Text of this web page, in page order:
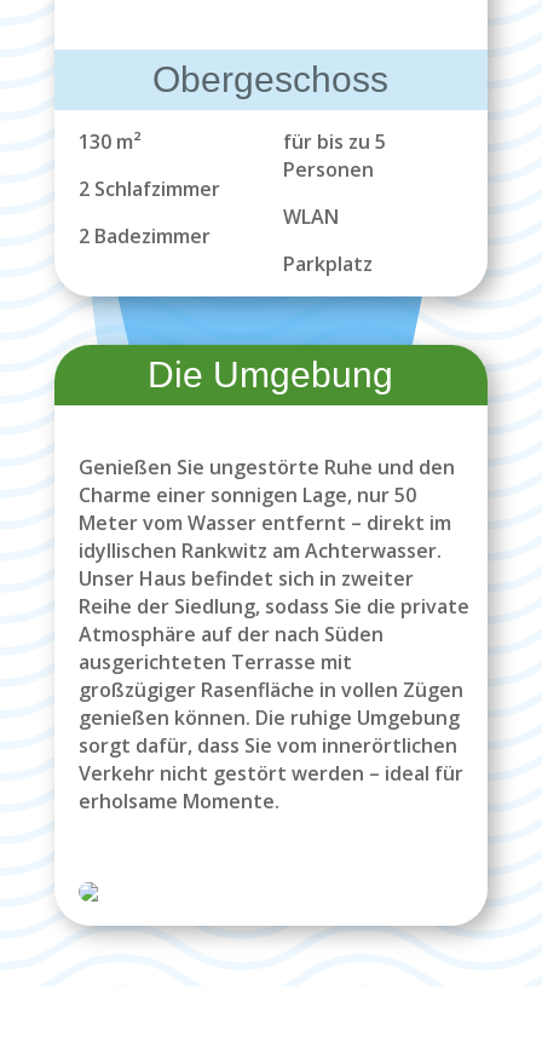
Obergeschoss
130 m²
2 Schlafzimmer
2 Badezimmer
für bis zu 5
Personen
WLAN
Parkplatz
Die Umgebung
Genießen Sie ungestörte Ruhe und den
Charme einer sonnigen Lage, nur 50
Meter vom Wasser entfernt – direkt im
idyllischen Rankwitz am Achterwasser.
Unser Haus befindet sich in zweiter
Reihe der Siedlung, sodass Sie die private
Atmosphäre auf der nach Süden
ausgerichteten Terrasse mit
großzügiger Rasenfläche in vollen Zügen
genießen können. Die ruhige Umgebung
sorgt dafür, dass Sie vom innerörtlichen
Verkehr nicht gestört werden – ideal für
erholsame Momente.